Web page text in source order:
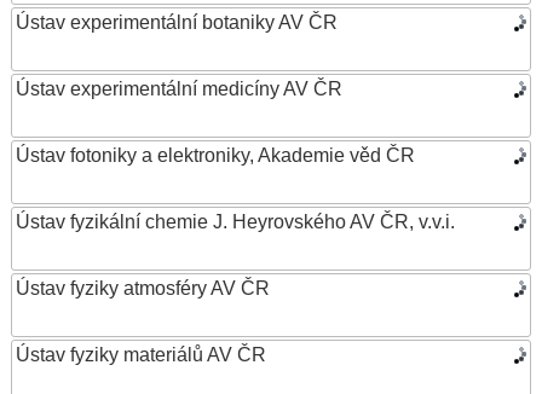
Ústav experimentální botaniky AV ČR
Ústav experimentální medicíny AV ČR
Ústav fotoniky a elektroniky, Akademie věd ČR
Ústav fyzikální chemie J. Heyrovského AV ČR, v.v.i.
Ústav fyziky atmosféry AV ČR
Ústav fyziky materiálů AV ČR